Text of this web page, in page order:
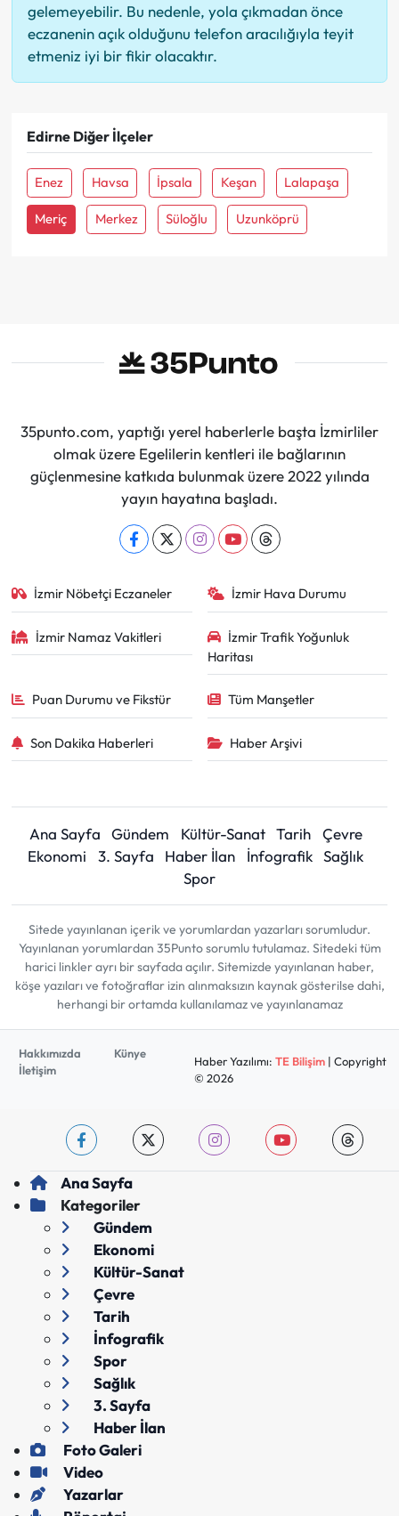
gelemeyebilir. Bu nedenle, yola çıkmadan önce
eczanenin açık olduğunu telefon aracılığıyla teyit
etmeniz iyi bir fikir olacaktır.
Edirne Diğer İlçeler
Enez Havsa İpsala Keşan Lalapaşa
Meriç Merkez Süloğlu Uzunköprü
35punto.com, yaptığı yerel haberlerle başta İzmirliler
olmak üzere Egelilerin kentleri ile bağlarının
güçlenmesine katkıda bulunmak üzere 2022 yılında
yayın hayatına başladı.
İzmir Nöbetçi Eczaneler İzmir Hava Durumu
İzmir Namaz Vakitleri
İzmir Trafik Yoğunluk
Haritası
Puan Durumu ve Fikstür Tüm Manşetler
Son Dakika Haberleri Haber Arşivi
Ana Sayfa Gündem Kültür-Sanat Tarih
Çevre
Ekonomi
3. Sayfa Haber İlan İnfografik Sağlık
Spor
Sitede yayınlanan içerik ve yorumlardan yazarları sorumludur.
Yayınlanan yorumlardan 35Punto sorumlu tutulamaz. Sitedeki tüm
harici linkler ayrı bir sayfada açılır. Sitemizde yayınlanan haber,
köşe yazıları ve fotoğraflar izin alınmaksızın kaynak gösterilse dahi,
herhangi bir ortamda kullanılamaz ve yayınlanamaz
Hakkımızda
Künye
İletişim
Haber Yazılımı: TE Bilişim| Copyright
© 2026
Ana Sayfa
Kategoriler
Gündem
Ekonomi
Kültür-Sanat
Çevre
Tarih
İnfografik
Spor
Sağlık
3. Sayfa
Haber İlan
Foto Galeri
Video
Yazarlar